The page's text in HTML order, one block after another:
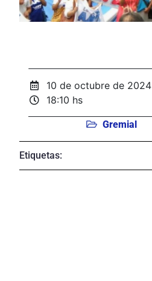
10 de octubre de 2024
18:10 hs
Gremial
Etiquetas: